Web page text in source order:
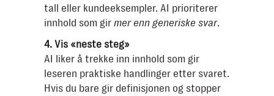
tall eller kundeeksempler. AI prioriterer
innhold som gir mer enn generiske svar.
4. Vis «neste steg»
AI liker å trekke inn innhold som gir
leseren praktiske handlinger etter svaret.
Hvis du bare gir definisjonen og stopper